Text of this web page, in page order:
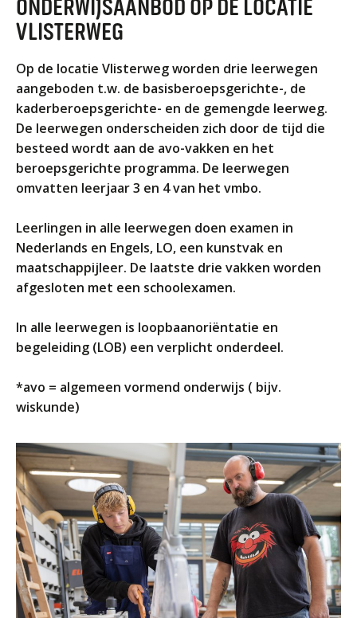
ORGANISATIE
Locaties
Missie en visie
Organisatie
Klachten en integriteit
GROEP 8
Kennismaking / Open dagen
Begeleiding
Profielen vmbo
Onderwijs op vmbo-tl, havo, vwo en tweetalig vwo
vwo
Zoek de uitdaging
Taal en rekenen
Wereldburgerschap
NIEUWS
VACATURES EN STAGEPLEKKEN
WELKOM
VLISTERWEG
Op de locatie Vlisterweg worden drie leerwegen
aangeboden t.w. de basisberoepsgerichte-, de
kaderberoepsgerichte- en de gemengde leerweg.
De leerwegen onderscheiden zich door de tijd die
besteed wordt aan de avo-vakken en het
beroepsgerichte programma. De leerwegen
omvatten leerjaar 3 en 4 van het vmbo.
Leerlingen in alle leerwegen doen examen in
Nederlands en Engels, LO, een kunstvak en
maatschappijleer. De laatste drie vakken worden
afgesloten met een schoolexamen.
In alle leerwegen is loopbaanoriëntatie en
begeleiding (LOB) een verplicht onderdeel.
*avo = algemeen vormend onderwijs ( bijv.
wiskunde)